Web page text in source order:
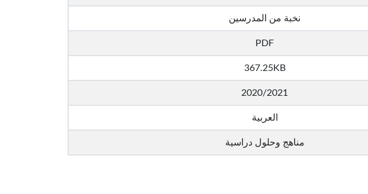
نخبة من المدرسين
PDF
367.25KB
2020/2021
العربية
مناهج وحلول دراسية